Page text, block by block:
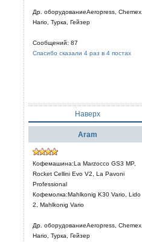
Др. оборудованиеAeropress, Chemex,
Hario, Турка, Гейзер
Сообщений: 87
Спасибо сказали 4 раз в 4 постах
Наверх
Aram
Кофемашина:La Marzocco GS3 MP,
Rocket Cellini Evo V2, La Pavoni
Professional
Кофемолка:Mahlkonig K30 Vario, Lido
2, Mahlkonig Vario
Др. оборудованиеAeropress, Chemex,
Hario, Турка, Гейзер